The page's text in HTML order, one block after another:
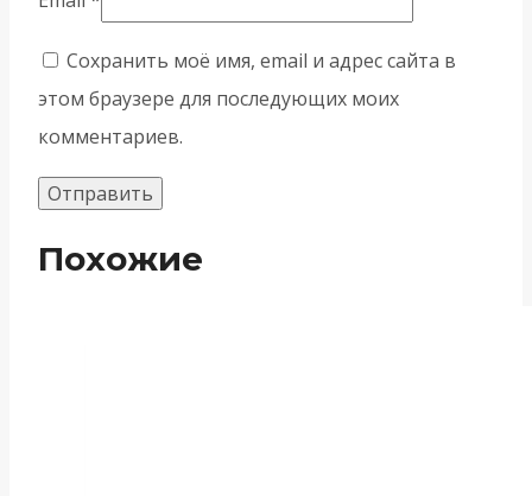
Сохранить моё имя, email и адрес сайта в
этом браузере для последующих моих
комментариев.
Похожие